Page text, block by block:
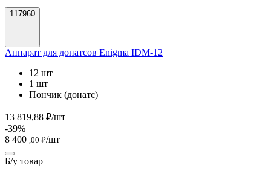
117960
Аппарат для донатсов Enigma IDM-12
12 шт
1 шт
Пончик (донатс)
13 819,88 ₽/шт
-39%
8 400 ,00 ₽/шт
Б/у товар